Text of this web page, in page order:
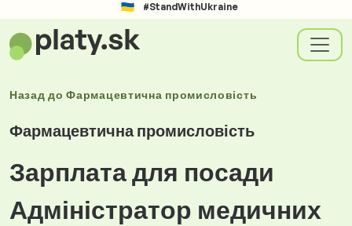
#StandWithUkraine
Назад доФармацевтична промисловість
Фармацевтична промисловість
Зарплата для посади
Адміністратор медичних